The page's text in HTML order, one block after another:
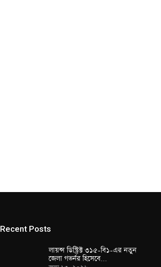
Recent Posts
লায়ন্স ডিস্ট্রিক্ট ৩১৫-বি১-এর নতুন
জেলা গভর্নর হিসেবে…